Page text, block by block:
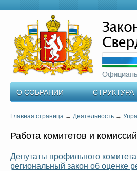
О СОБРАНИИ СТРУКТУРА
Главная страница → Деятельность →
Работа комитетов и комиссий
Депутаты профильного
региональный закон об оценке